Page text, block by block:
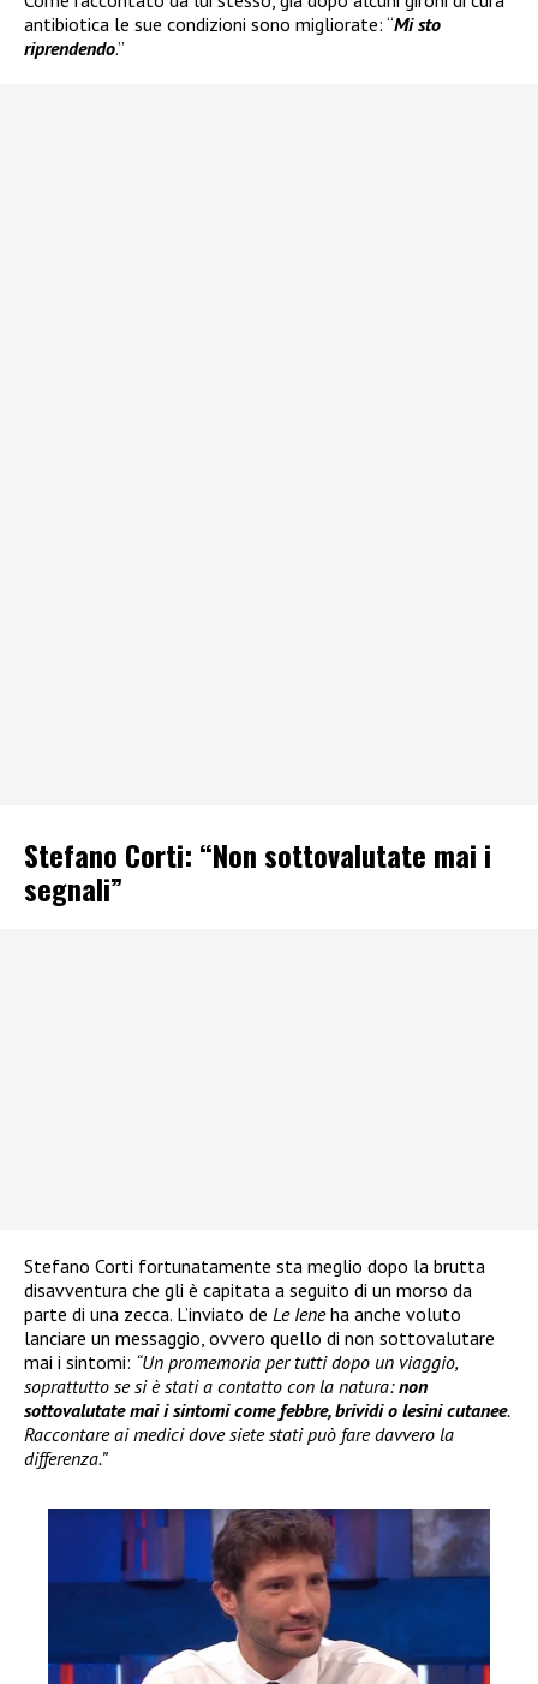
antibiotica le sue condizioni sono migliorate: “Mi sto
riprendendo.”
Stefano Corti: “Non sottovalutate mai i
segnali”
Stefano Corti fortunatamente sta meglio dopo la brutta
disavventura che gli è capitata a seguito di un morso da
parte di una zecca. L’inviato de Le Ieneha anche voluto
lanciare un messaggio, ovvero quello di non sottovalutare
mai i sintomi: “Un promemoria per tutti dopo un viaggio,
soprattutto se si è stati a contatto con la natura:non
sottovalutate mai i sintomi come febbre, brividi o lesini cutanee.
Raccontare ai medici dove siete stati può fare davvero la
differenza.”